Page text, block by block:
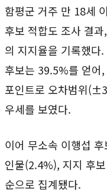
함평군 거주 만 18세
후보 적합도 조사 결
의 지지율을 기록했다
후보는 39.5%를 얻어
포인트로 오차범위
우세를 보였다.
이어 무소속 이행섭
인물(2.4%), 지지 후
순으로 집계됐다.